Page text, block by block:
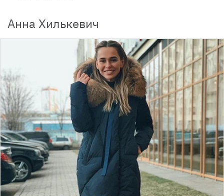
Анна Хилькевич